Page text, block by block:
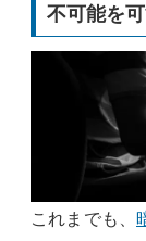
不可能を
これまでも、